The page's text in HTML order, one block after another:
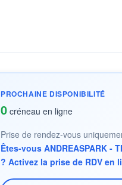
PROCHAINE DISPONIBILITÉ
0 créneau en ligne
Prise de rendez-vous
Êtes-vous ANDREASPARK -
? Activez la prise de RDV en